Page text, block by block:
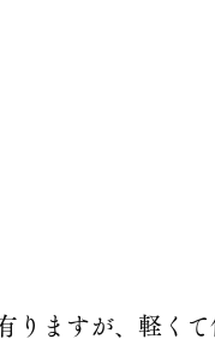
ますが、軽くて